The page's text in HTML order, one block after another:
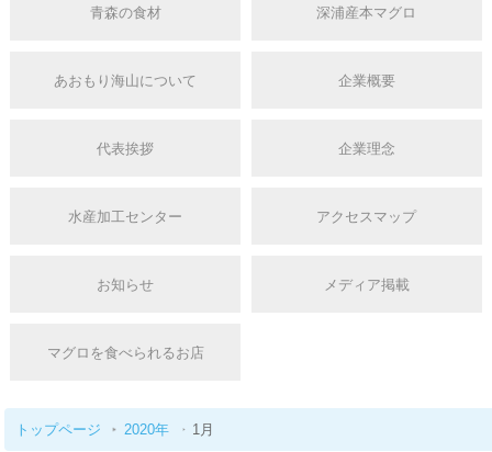
青森の食材 深浦産本マグロ
あおもり海山について 企業概要
代表挨拶 企業理念
水産加工センター アクセスマップ
お知らせ メディア掲載
マグロを食べられるお店
トップページ 2020年 1月